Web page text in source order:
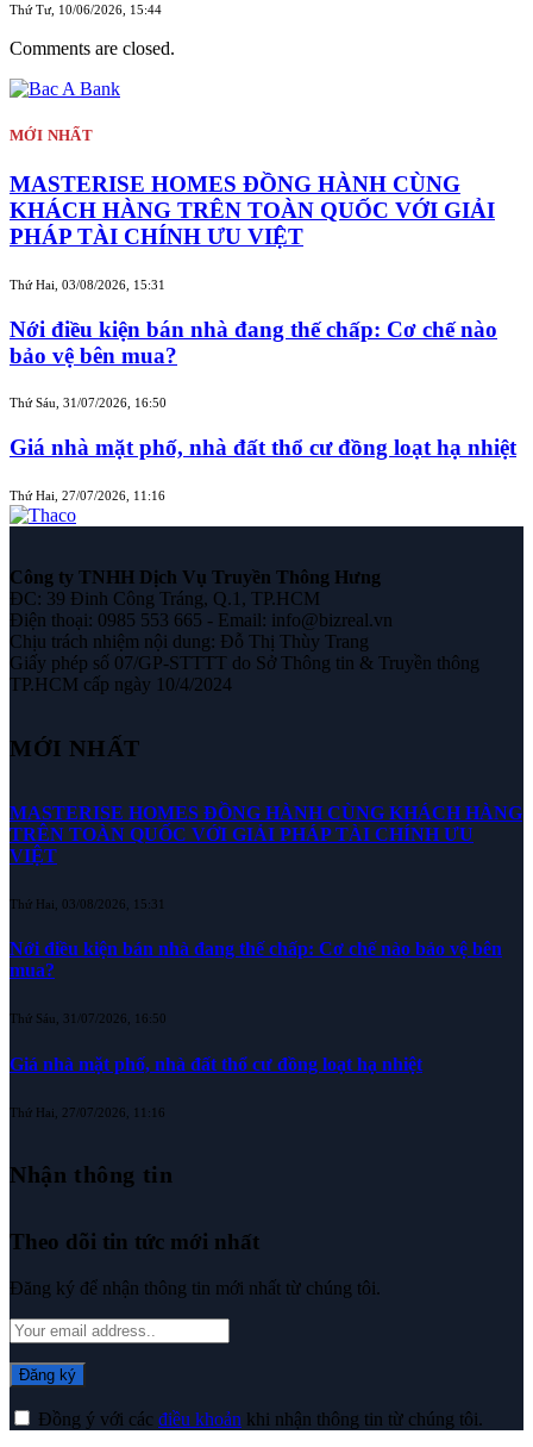
Thứ Tư, 10/06/2026, 15:44
Comments are closed.
MỚI NHẤT
MASTERISE HOMES ĐỒNG HÀNH CÙNG
KHÁCH HÀNG TRÊN TOÀN QUỐC VỚI GIẢI
PHÁP TÀI CHÍNH ƯU VIỆT
Thứ Hai, 03/08/2026, 15:31
Nới điều kiện bán nhà đang thế chấp: Cơ chế nào
bảo vệ bên mua?
Thứ Sáu, 31/07/2026, 16:50
Giá nhà mặt phố, nhà đất thổ cư đồng loạt hạ nhiệt
Thứ Hai, 27/07/2026, 11:16
Công ty TNHH Dịch Vụ Truyền Thông Hưng
ĐC: 39 Đinh Công Tráng, Q.1, TP.HCM
Điện thoại: 0985 553 665 - Email: info@bizreal.vn
Chịu trách nhiệm nội dung: Đỗ Thị Thùy Trang
Giấy phép số 07/GP-STTTT do Sở Thông tin & Truyền thông
TP.HCM cấp ngày 10/4/2024
MỚI NHẤT
MASTERISE HOMES ĐỒNG HÀNH CÙNG KHÁCH HÀNG
TRÊN TOÀN QUỐC VỚI GIẢI PHÁP TÀI CHÍNH ƯU
VIỆT
Thứ Hai, 03/08/2026, 15:31
Nới điều kiện bán nhà đang thế chấp: Cơ chế nào bảo vệ bên
mua?
Thứ Sáu, 31/07/2026, 16:50
Giá nhà mặt phố, nhà đất thổ cư đồng loạt hạ nhiệt
Thứ Hai, 27/07/2026, 11:16
Nhận thông tin
Theo dõi tin tức mới nhất
Đăng ký để nhận thông tin mới nhất từ chúng tôi.
Đồng ý với các điều khoản khi nhận thông tin từ chúng tôi.